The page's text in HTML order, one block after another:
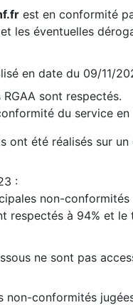
est en conformité
les éventuelles
en date du 09/11/
sont respectés.
du service
ont été réalisés sur
:
non-
respectés à 94% et
ne sont pas
non-conformités